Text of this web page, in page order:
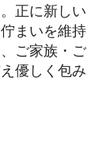
正に新しい
まいを維持
ご家族・ご
優しく包み